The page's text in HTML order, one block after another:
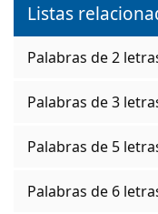
Listas
Palabras de 2
Palabras de 3
Palabras de 5
Palabras de 6